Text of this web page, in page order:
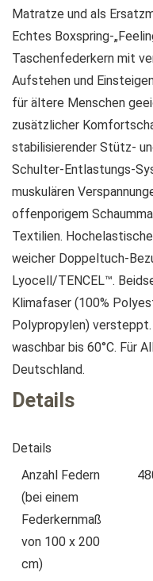
Matratze und als
Echtes Boxspring-
Taschenfederkern mit
Aufstehen und
für ältere Menschen
zusätzlicher
stabilisierender Stütz-
Schulter-Entlastungs-
muskulären
offenporigem
Textilien.
weicher Doppeltuch-
Lyocell/TENCEL™.
Klimafaser (100%
Polypropylen)
waschbar bis 60°C. Für
Deutschland.
Details
Details
Anzahl Federn
(bei einem
Federkernmaß
von 100 x 200
cm)